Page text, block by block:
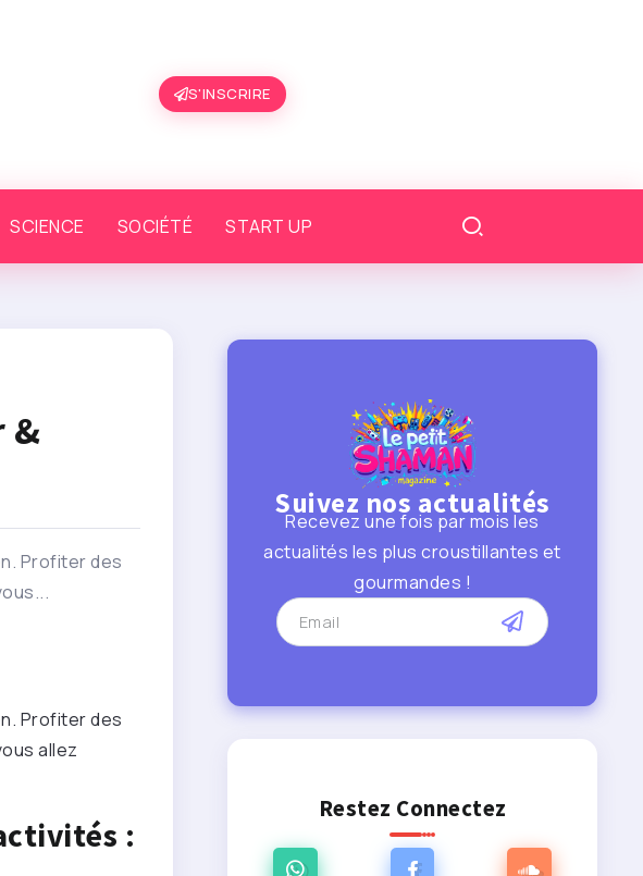
S'INSCRIRE
SCIENCE SOCIÉTÉ START UP
&
Profiter des
Profiter des
allez
:
Suivez nos actualités
Recevez une fois par mois les
actualités les plus croustillantes et
gourmandes !
Restez Connectez